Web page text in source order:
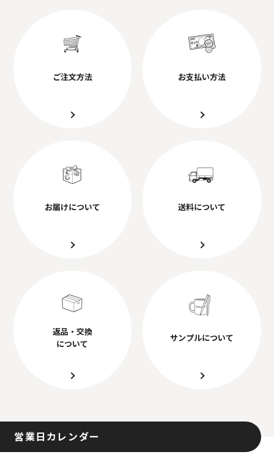
ご注文方法 お支払い方法
お届けについて 送料について
返品・交換
について
サンプルについて
営業日カレンダー